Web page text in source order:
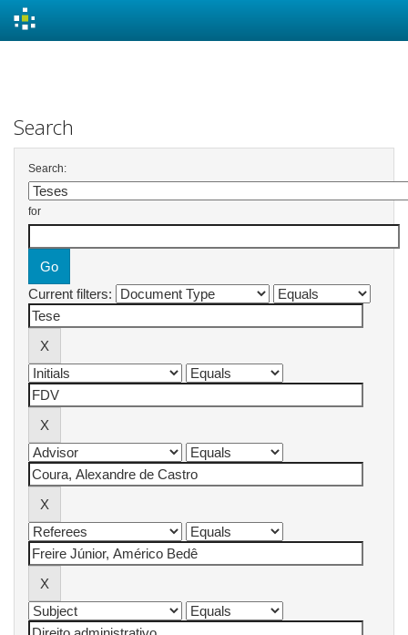
Search
Search:
for
Current filters: